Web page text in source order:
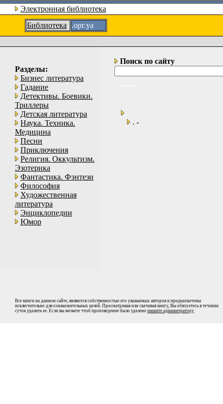
Электронная библиотека
Библиотека
.орг.уа
Разделы:
Бизнес литература
Гадание
Детективы. Боевики.
Триллеры
Детская литература
Наука. Техника.
Медицина
Песни
Приключения
Религия. Оккультизм.
Эзотерика
Фантастика. Фэнтези
Философия
Художественная
литература
Энциклопедии
Юмор
Поиск по сайту
. -
Все книги на данном сайте, являются собственностью его уважаемых авторов и предназначены
исключительно для ознакомительных целей. Просматривая или скачивая книгу, Вы обязуетесь в течении
суток удалить ее. Если вы желаете чтоб произведение было удалено пишите админитратору